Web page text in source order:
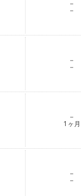
－
－
－
－
－
1 ヶ月
－
－